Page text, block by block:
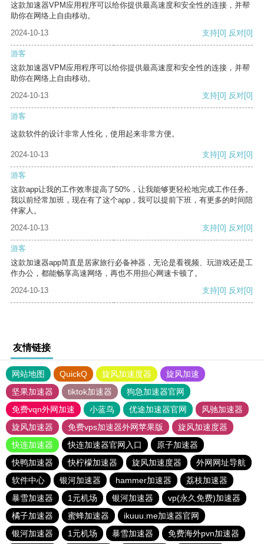
这款加速器VPM应用程序可以给你提供最高速度和安全性的连接，并帮
助你在网络上自由移动。
2024-10-13
支持[0] 反对[0]
游客
这款加速器VPM应用程序可以给你提供最高速度和安全性的连接，并帮
助你在网络上自由移动。
2024-10-13
支持[0] 反对[0]
游客
这款软件的设计非常人性化，使用起来非常方便。
2024-10-13 支持[0] 反对[0]
游客
这款app让我的工作效率提高了50%，让我能够更轻松地完成工作任务。
我以前经常加班，现在有了这个app，我可以提前下班，有更多的时间陪
伴家人。
2024-10-13
支持[0] 反对[0]
游客
这款加速器app简直是居家旅行必备神器，无论是看视频、玩游戏还是工
作办公，都能畅享高速网络，再也不用担心网速卡顿了。
2024-10-13
支持[0] 反对[0]
友情链接
网站地图 QuickQ 旋风加速度器
旋风加速
坚果加速器
tiktok加速器
狗急加速器官网
免费vqn外网加速
小蓝鸟 优途加速器官网
风驰加速器
旋风加速器
免费vps加速器外网苹果版
旋风加速度器
快连加速器
快连加速器官网入口
原子加速器
快鸭加速器
快柠檬加速器 旋风加速度器
外网网址导航
软件中心
银河加速器 hammer加速器
荔枝加速器
暴雪加速器
1元机场 银河加速器
vp(永久免费)加速器
橘子加速器
蜜蜂加速器
ikuuu.me加速器官网
银河加速器
1元机场 暴雪加速器 免费海外pvn加速器